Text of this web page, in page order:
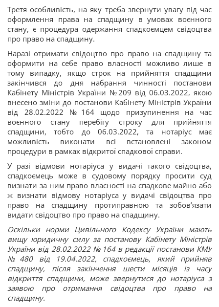
Третя особливість, на яку треба звернути увагу під час
оформлення права на спадщину в умовах воєнного
стану, є процедура одержання спадкоємцем свідоцтва
про право на спадщину.
Наразі отримати свідоцтво про право на спадщину та
оформити на себе право власності можливо лише в
тому випадку, якщо строк на прийняття спадщини
закінчився до дня набрання чинності постанови
Кабінету Міністрів України №209 від 06.03.2022, якою
внесено зміни до постанови Кабінету Міністрів України
від 28.02.2022 №164 щодо призупинення на час
воєнного стану перебігу строку для прийняття
спадщини, тобто до 06.03.2022, та нотаріус має
можливість виконати всі встановлені законом
процедури в рамках відкритої спадкової справи.
У разі відмови нотаріуса у видачі такого свідоцтва,
спадкоємець може в судовому порядку просити суд
визнати за ним право власності на спадкове майно або
ж визнати відмову нотаріуса у видачі свідоцтва про
право на спадщину протиправною та зобов’язати
видати свідоцтво про право на спадщину.
Оскільки норми Цивільного Кодексу України мають
вищу юридичну силу за постанову Кабінету Міністрів
України від 28.02.2022 № 164 в редакції постанови КМУ
№ 480 від 19.04.2022, спадкоємець, який прийняв
спадщину, після закінчення шести місяців із часу
відкриття спадщини, може звернутися до нотаріуса з
заявою про отримання свідоцтва про право на
спадщину.